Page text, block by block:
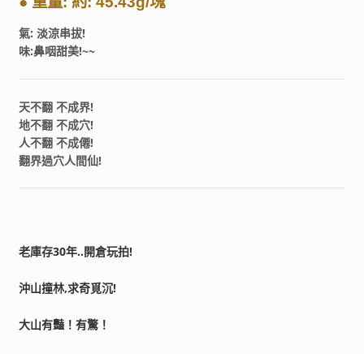
氣: 淡涼串拔!
味:鼻咽甜美!~~
天不翻 不成界!
地不翻 不成穴!
人不翻 不成僊!
翻界過穴人間仙!
老庫存30年..開倉玩拍!
沖山撞林,求奇覓沉!
大山有豔！有驚！